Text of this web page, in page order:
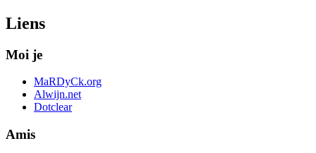
Liens
Moi je
MaRDyCk.org
Alwijn.net
Dotclear
Amis